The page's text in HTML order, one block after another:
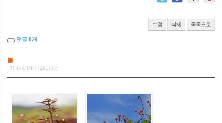
수정 삭제 목록으로
댓글 0개
봄
204개(10/11페이지)